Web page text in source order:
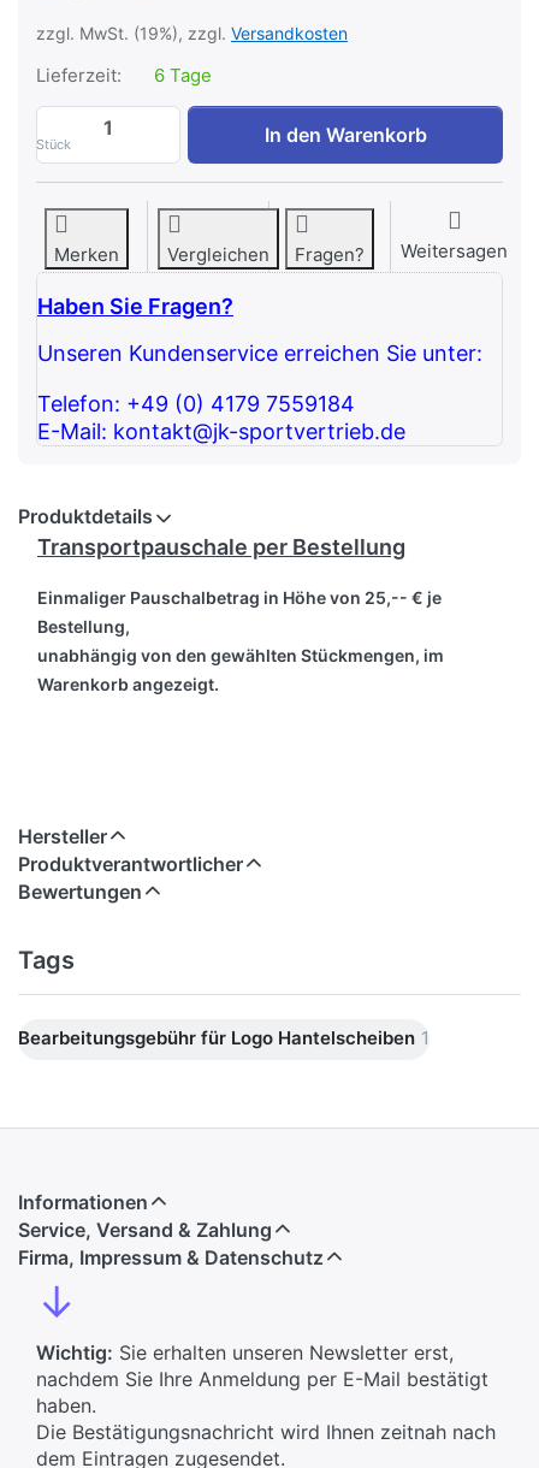
zzgl. MwSt. (19%), zzgl. Versandkosten
Lieferzeit: 6 Tage
Stück
Transportpauschale per Bestellung zu
In den Warenkorb
Merken Vergleichen Fragen? Weitersagen
Haben Sie Fragen?
Unseren Kundenservice erreichen Sie unter:
Telefon: +49 (0) 4179 7559184
E-Mail: kontakt@jk-sportvertrieb.de
Produktdetails
Transportpauschale per Bestellung
Einmaliger Pauschalbetrag in Höhe von 25,-- € je
Bestellung,
unabhängig von den gewählten Stückmengen, im
Warenkorb angezeigt.
Hersteller
Produktverantwortlicher
Bewertungen
Tags
Bearbeitungsgebühr für Logo Hantelscheiben 1
Informationen
Service, Versand & Zahlung
Firma, Impressum & Datenschutz
↓
Wichtig: Sie erhalten unseren Newsletter erst,
nachdem Sie Ihre Anmeldung per E-Mail bestätigt
haben.
Die Bestätigungsnachricht wird Ihnen zeitnah nach
dem Eintragen zugesendet.